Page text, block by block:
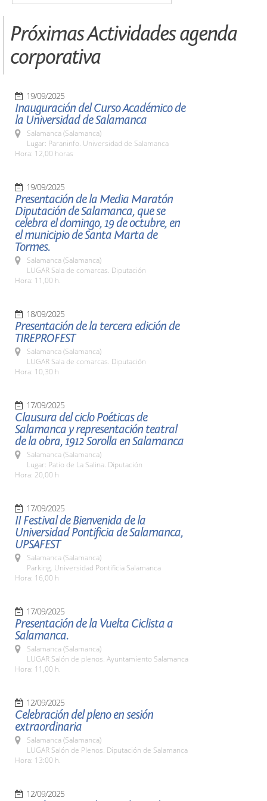
Próximas Actividades agenda
corporativa
19/09/2025
Inauguración del Curso Académico de
la Universidad de Salamanca
Salamanca (Salamanca)
Lugar: Paraninfo. Universidad de Salamanca
Hora: 12,00 horas
19/09/2025
Presentación de la Media Maratón
Diputación de Salamanca, que se
celebra el domingo, 19 de octubre, en
el municipio de Santa Marta de
Tormes.
Salamanca (Salamanca)
LUGAR Sala de comarcas. Diputación
Hora: 11,00 h.
18/09/2025
Presentación de la tercera edición de
TIREPROFEST
Salamanca (Salamanca)
LUGAR Sala de comarcas. Diputación
Hora: 10,30 h
17/09/2025
Clausura del ciclo Poéticas de
Salamanca y representación teatral
de la obra, 1912 Sorolla en Salamanca
Salamanca (Salamanca)
Lugar: Patio de La Salina. Diputación
Hora: 20,00 h
17/09/2025
II Festival de Bienvenida de la
Universidad Pontificia de Salamanca,
UPSAFEST
Salamanca (Salamanca)
Parking. Universidad Pontificia Salamanca
Hora: 16,00 h
17/09/2025
Presentación de la Vuelta Ciclista a
Salamanca.
Salamanca (Salamanca)
LUGAR Salón de plenos. Ayuntamiento Salamanca
Hora: 11,00 h.
12/09/2025
Celebración del pleno en sesión
extraordinaria
Salamanca (Salamanca)
LUGAR Salón de Plenos. Diputación de Salamanca
Hora: 13:00 h.
12/09/2025